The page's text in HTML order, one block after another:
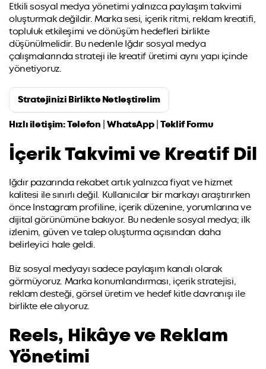
Etkili sosyal medya yönetimi yalnızca paylaşım takvimi
oluşturmak değildir. Marka sesi, içerik ritmi, reklam kreatifi,
topluluk etkileşimi ve dönüşüm hedefleri birlikte
düşünülmelidir. Bu nedenle Iğdır sosyal medya
çalışmalarında strateji ile kreatif üretimi aynı yapı içinde
yönetiyoruz.
Stratejinizi Birlikte Netleştirelim
Hızlı iletişim:Telefon |WhatsApp|Teklif Formu
İçerik Takvimi ve Kreatif Dil
Iğdır pazarında rekabet artık yalnızca fiyat ve hizmet
kalitesi ile sınırlı değil. Kullanıcılar bir markayı araştırırken
önce Instagram profiline, içerik düzenine, yorumlarına ve
dijital görünümüne bakıyor. Bu nedenle sosyal medya; ilk
izlenim, güven ve talep oluşturma açısından daha
belirleyici hale geldi.
Biz sosyal medyayı sadece paylaşım kanalı olarak
görmüyoruz. Marka konumlandırması, içerik stratejisi,
reklam desteği, görsel üretim ve hedef kitle davranışı ile
birlikte ele alıyoruz.
Reels, Hikâye ve Reklam
Yönetimi